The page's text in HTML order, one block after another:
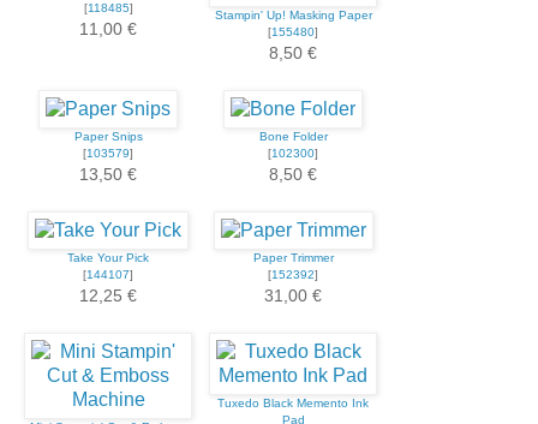
[118485]
11,00 €
Stampin' Up! Masking Paper
[155480]
8,50 €
Paper Snips
[103579]
13,50 €
Bone Folder
[102300]
8,50 €
Take Your Pick
[144107]
12,25 €
Paper Trimmer
[152392]
31,00 €
Tuxedo Black Memento Ink
Pad